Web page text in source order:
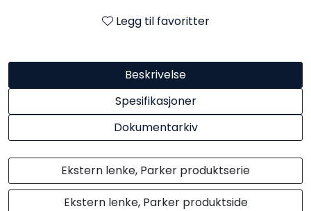
Legg til favoritter
Beskrivelse
Spesifikasjoner
Dokumentarkiv
Ekstern lenke, Parker produktserie
Ekstern lenke, Parker produktside